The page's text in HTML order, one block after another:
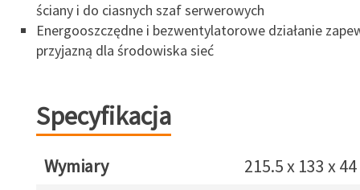
ściany i do ciasnych szaf serwerowych
Energooszczędne i bezwentylatorowe działanie
przyjazną dla środowiska sieć
Specyfikacja
Wymiary
215.5 x 133 x